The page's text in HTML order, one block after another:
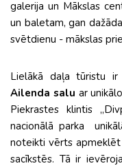
galerija un Mākslas
un baletam, gan
svētdienu - mākslas
Lielākā daļa tūristu ir
Ailenda salu ar
Piekrastes klintis
nacionālā parka
noteikti vērts apmeklēt
sacīkstēs. Tā ir